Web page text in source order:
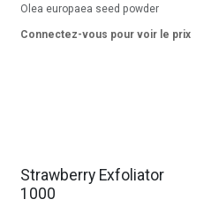
Olea europaea seed powder
Connectez-vous pour voir le prix
Strawberry Exfoliator
1000